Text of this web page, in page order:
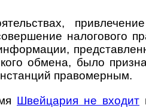
нало­го­вого
обмена, было
право­мерным.
Швейцария не входит